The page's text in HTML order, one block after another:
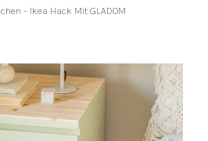
– Ikea Hack Mit GLADOM